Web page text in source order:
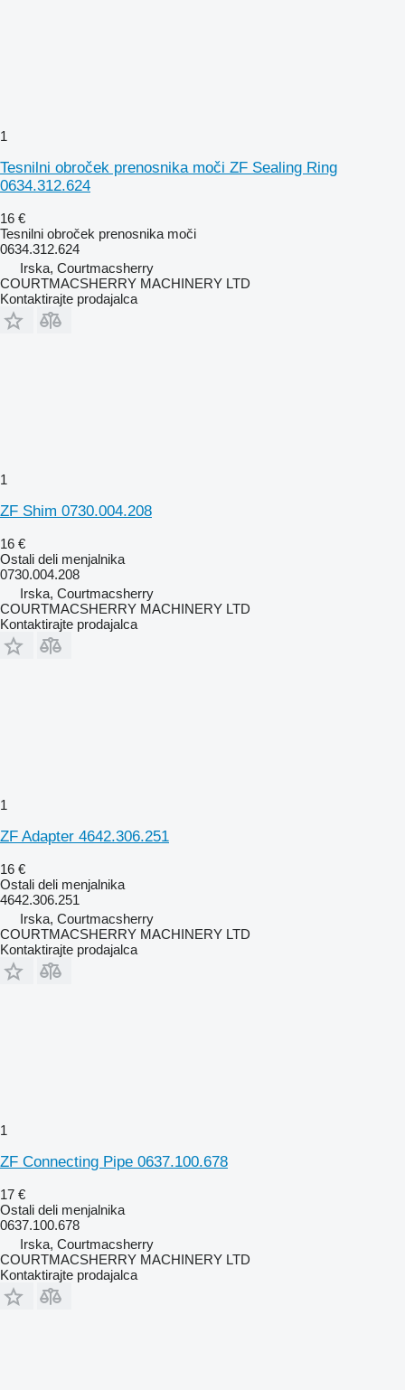
1
Tesnilni obroček prenosnika moči ZF Sealing Ring
0634.312.624
16 €
Tesnilni obroček prenosnika moči
0634.312.624
Irska, Courtmacsherry
COURTMACSHERRY MACHINERY LTD
Kontaktirajte prodajalca
1
ZF Shim 0730.004.208
16 €
Ostali deli menjalnika
0730.004.208
Irska, Courtmacsherry
COURTMACSHERRY MACHINERY LTD
Kontaktirajte prodajalca
1
ZF Adapter 4642.306.251
16 €
Ostali deli menjalnika
4642.306.251
Irska, Courtmacsherry
COURTMACSHERRY MACHINERY LTD
Kontaktirajte prodajalca
1
ZF Connecting Pipe 0637.100.678
17 €
Ostali deli menjalnika
0637.100.678
Irska, Courtmacsherry
COURTMACSHERRY MACHINERY LTD
Kontaktirajte prodajalca